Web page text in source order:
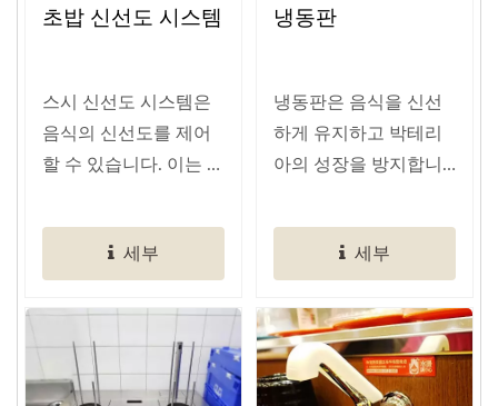
초밥 신선도 시스템
스시 신선도 시스템은
음식의 신선도를 제어
할 수 있습니다. 이는 컨
세부
냉동판
냉동판은 음식을 신선
하게 유지하고 박테리
아의 성장을 방지합니
세부